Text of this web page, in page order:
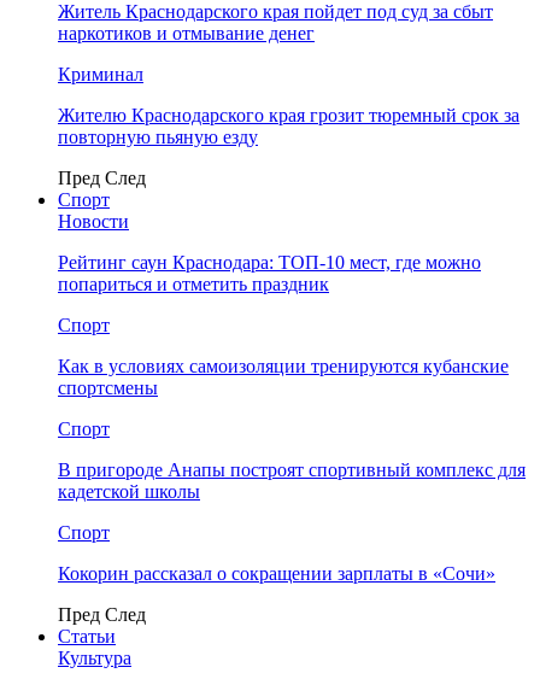
Житель Краснодарского края пойдет под суд за сбыт
наркотиков и отмывание денег
Криминал
Жителю Краснодарского края грозит тюремный срок за
повторную пьяную езду
Пред След
Спорт
Новости
Рейтинг саун Краснодара: ТОП-10 мест, где можно
попариться и отметить праздник
Спорт
Как в условиях самоизоляции тренируются кубанские
спортсмены
Спорт
В пригороде Анапы построят спортивный комплекс для
кадетской школы
Спорт
Кокорин рассказал о сокращении зарплаты в «Сочи»
Пред След
Статьи
Культура